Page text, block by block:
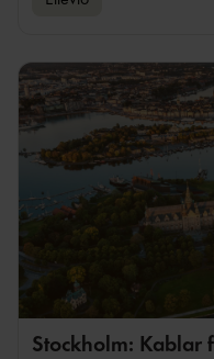
Stockholm: Kablar